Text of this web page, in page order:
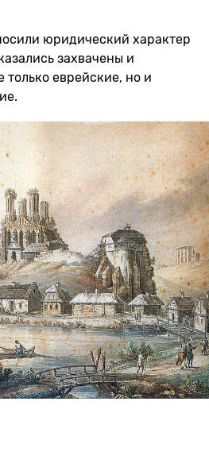
юридический характер
захвачены и
только еврейские, но и